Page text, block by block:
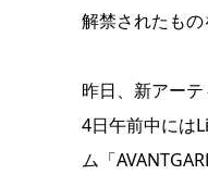
解禁されたも
昨日、新アー
4日午前中には
ム「